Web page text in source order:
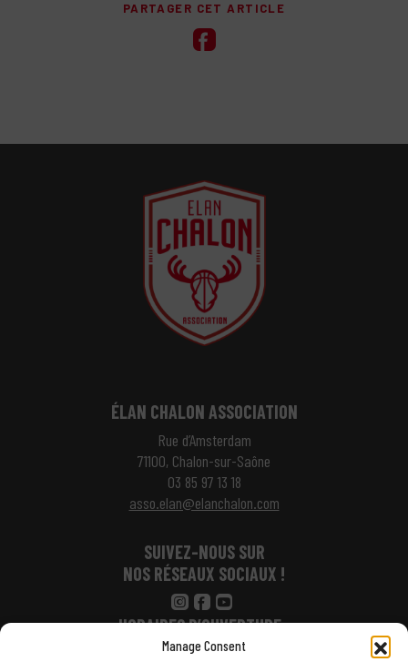
Manage Consent
PARTAGER CET ARTICLE
ÉLAN CHALON ASSOCIATION
Rue d’Amsterdam
71100, Chalon-sur-Saône
03 85 97 13 18
asso.elan@elanchalon.com
SUIVEZ-NOUS SUR
NOS RÉSEAUX SOCIAUX !
HORAIRES D’OUVERTURE :
Lundi : 14h – 17h30